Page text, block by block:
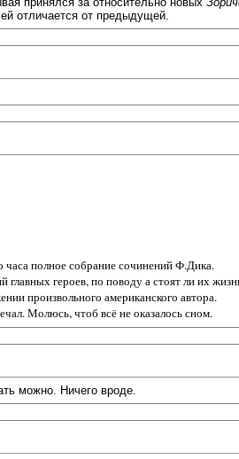
отличается от предыдущей.
часа полное собрание сочинений Ф.Дика.
героев, по поводу а стоят ли их
произвольного американского автора.
Молюсь, чтоб всё не оказалось сном.
можно. Ничего вроде.